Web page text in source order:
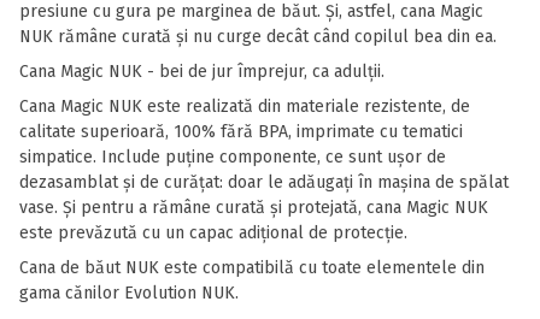
presiune cu gura pe marginea de băut. Și, astfel, cana Magic
NUK rămâne curată și nu curge decât când copilul bea din ea.
Cana Magic NUK - bei de jur împrejur, ca adulții.
Cana Magic NUK este realizată din materiale rezistente, de
calitate superioară, 100% fără BPA, imprimate cu tematici
simpatice. Include puține componente, ce sunt ușor de
dezasamblat și de curățat: doar le adăugați în mașina de spălat
vase. Și pentru a rămâne curată și protejată, cana Magic NUK
este prevăzută cu un capac adițional de protecție.
Cana de băut NUK este compatibilă cu toate elementele din
gama cănilor Evolution NUK.